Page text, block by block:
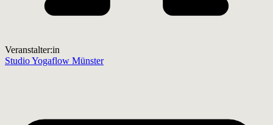
Veranstalter:in
Studio Yogaflow Münster